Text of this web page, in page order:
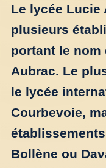
Le lycée Lucie
plusieurs
portant le nom
Aubrac. Le
le lycée
Courbevoie,
Bollène ou